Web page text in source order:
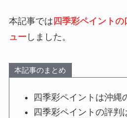
本記事では 四季彩ペイント
ュー しました。
本記事のまとめ
四季彩ペイントは沖縄
四季彩ペイントの評判